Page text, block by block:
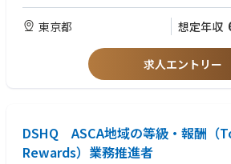
性や臨床的意義を評価する能力
・薬理、疾患生物学、分子生物学、バイオイン
学、または関連分野における専門知識
・バイオインフォマティクス、医学、薬学、ま
ション能力
・理系博士号取得者
東京都 想定年収
求人エントリー
DSHQ ASCA地域の等級・報酬（
Rewards）業務推進者